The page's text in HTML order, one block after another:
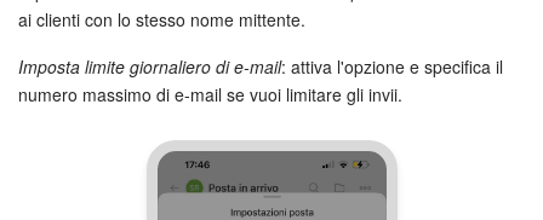
ai clienti con lo stesso nome mittente.
Imposta limite giornaliero di e-mail: attiva l'opzione e specifica il
numero massimo di e-mail se vuoi limitare gli invii.